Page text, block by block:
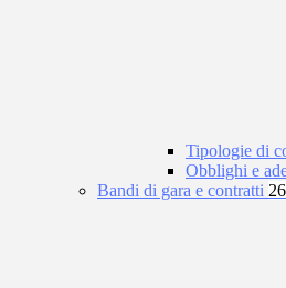
Tipologie di
Obblighi e
Bandi di gara e contratti